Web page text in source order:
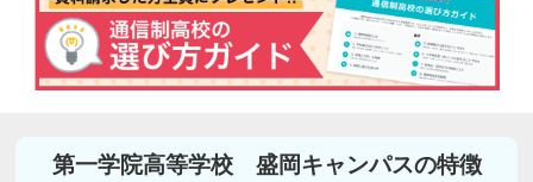
第一学院高等学校 盛岡キャンパスの特徴